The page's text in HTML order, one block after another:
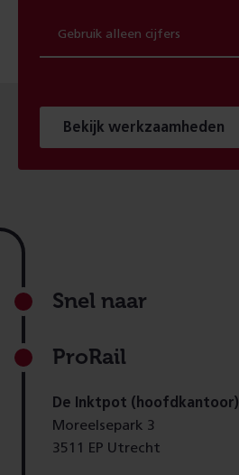
Bekijk werkzaamheden
Footer
Snel naar
ProRail
De Inktpot (hoofdkantoor)
Moreelsepark 3
3511 EP Utrecht